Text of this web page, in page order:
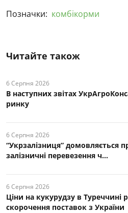
Позначки: комбікорми
Читайте також
6 Серпня 2026
В наступних звітах
ринку
6 Серпня 2026
“Укрзалізниця” домовляється
залізничні перевезення ч...
6 Серпня 2026
Ціни на кукурудзу в Туреччині
скорочення поставок з України